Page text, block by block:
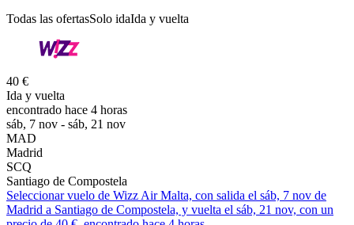
Todas las ofertasSolo idaIda y vuelta
40 €
Ida y vuelta
encontrado hace 4 horas
sáb, 7 nov - sáb, 21 nov
MAD
Madrid
SCQ
Santiago de Compostela
Seleccionar vuelo de Wizz Air Malta, con salida el sáb, 7 nov de
Madrid a Santiago de Compostela, y vuelta el sáb, 21 nov, con un